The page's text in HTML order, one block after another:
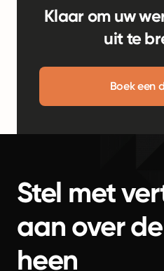
Klaar om uw
uit te
Boek een
Stel met
aan over
heen